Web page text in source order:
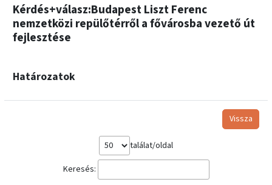
Kérdés+válasz:Budapest Liszt Ferenc
nemzetközi repülőtérről a fővárosba vezető út
fejlesztése
Határozatok
Vissza
találat/oldal
Keresés: